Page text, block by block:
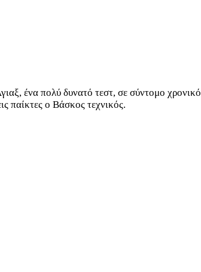
ένα πολύ δυνατό τεστ, σε σύντομο χρονικό
παίκτες ο Βάσκος τεχνικός.